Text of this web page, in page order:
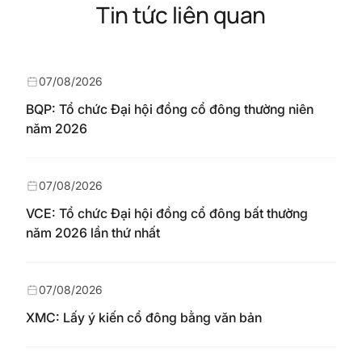
Tin tức liên quan
BQP: Tổ chức Đại hội đồng cổ đông thường niên
năm 2026
07/08/2026
VCE: Tổ chức Đại hội đồng cổ đông bất thường
năm 2026 lần thứ nhất
07/08/2026
XMC: Lấy ý kiến cổ đông bằng văn bản
07/08/2026